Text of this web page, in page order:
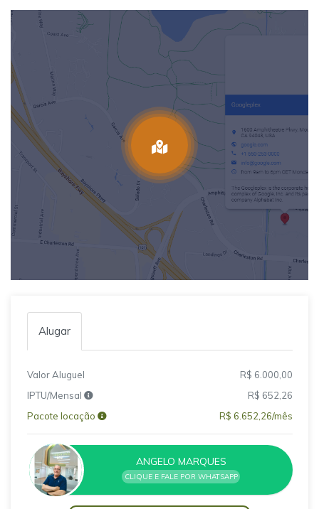
Alugar
Valor Aluguel
R$ 6.000,00
IPTU/Mensal
R$ 652,26
Pacote locação
R$ 6.652,26/mês
ANGELO MARQUES
CLIQUE E FALE POR WHATSAPP